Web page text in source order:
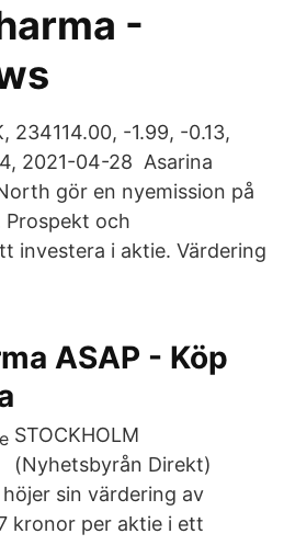
-
234114.00, -1.99, -0.13,
2021-04-28 Asarina
gör en nyemission på
Prospekt och
investera i aktie. Värdering
ASAP - Köp
STOCKHOLM
(Nyhetsbyrån Direkt)
sin värdering av
kronor per aktie i ett